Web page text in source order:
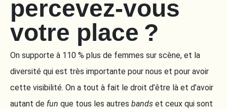
percevez-vous
votre place ?
On supporte à 110 % plus de femmes sur scène, et la
diversité qui est très importante pour nous et pour avoir
cette visibilité. On a tout à fait le droit d’être là et d’avoir
autant de fun que tous les autres bands et ceux qui sont